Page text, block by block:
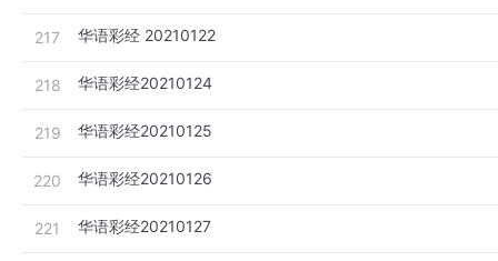
217 华语彩经 20210122
218 华语彩经20210124
219 华语彩经20210125
220 华语彩经20210126
221 华语彩经20210127